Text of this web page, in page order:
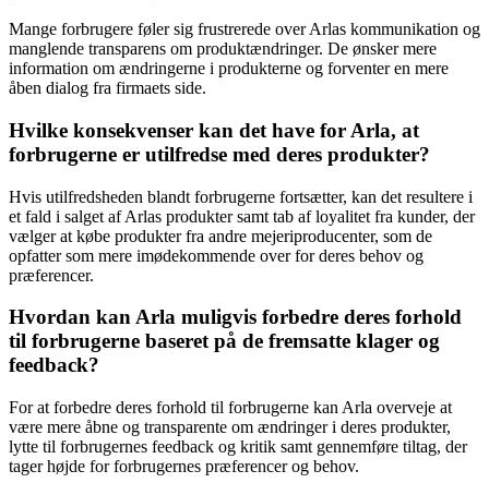
Mange forbrugere føler sig frustrerede over Arlas kommunikation og
manglende transparens om produktændringer. De ønsker mere
information om ændringerne i produkterne og forventer en mere
åben dialog fra firmaets side.
Hvilke konsekvenser kan det have for Arla, at
forbrugerne er utilfredse med deres produkter?
Hvis utilfredsheden blandt forbrugerne fortsætter, kan det resultere i
et fald i salget af Arlas produkter samt tab af loyalitet fra kunder, der
vælger at købe produkter fra andre mejeriproducenter, som de
opfatter som mere imødekommende over for deres behov og
præferencer.
Hvordan kan Arla muligvis forbedre deres forhold
til forbrugerne baseret på de fremsatte klager og
feedback?
For at forbedre deres forhold til forbrugerne kan Arla overveje at
være mere åbne og transparente om ændringer i deres produkter,
lytte til forbrugernes feedback og kritik samt gennemføre tiltag, der
tager højde for forbrugernes præferencer og behov.